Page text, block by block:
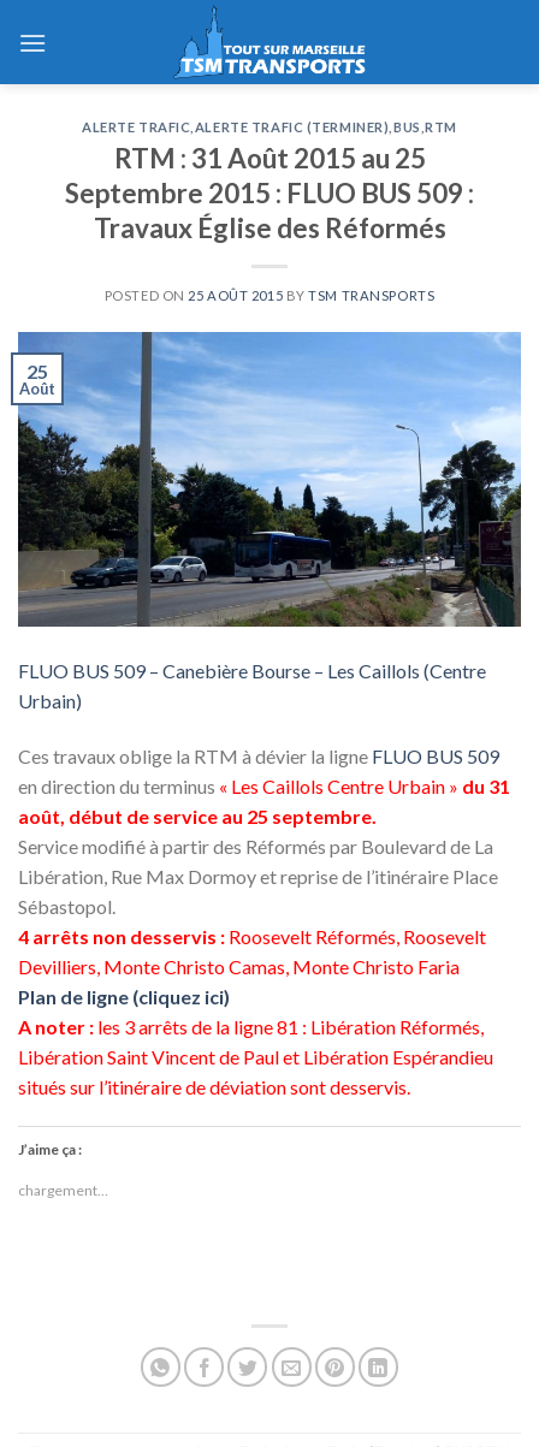
ALERTE TRAFIC ALERTE TRAFIC (TERMINER) BUS ,RTM
RTM : 31 Août 2015 au 25
Septembre 2015 : FLUO BUS 509 :
Travaux Église des Réformés
POSTED ON 25 AOÛT 2015 BYTSM TRANSPORTS
25
Août
FLUO BUS 509 – Canebière Bourse – Les Caillols (Centre
Urbain)
Ces travaux oblige la RTM à dévier la ligne FLUO BUS 509
en direction du terminus « Les Caillols Centre Urbain » du 31
août, début de service au 25 septembre.
Service modifié à partir des Réformés par Boulevard de La
Libération, Rue Max Dormoy et reprise de l’itinéraire Place
Sébastopol.
4 arrêts non desservis : Roosevelt Réformés, Roosevelt
Devilliers, Monte Christo Camas, Monte Christo Faria
Plan de ligne (cliquez ici)
A noter : les 3 arrêts de la ligne 81 : Libération Réformés,
Libération Saint Vincent de Paul et Libération Espérandieu
situés sur l’itinéraire de déviation sont desservis.
J’aime ça :
chargement…